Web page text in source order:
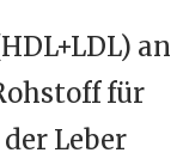
an
für
Leber